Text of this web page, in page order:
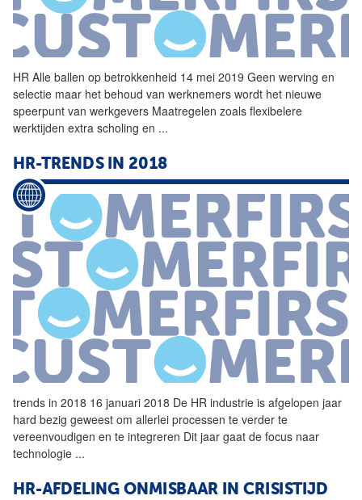
HR Alle ballen op betrokkenheid 14 mei 2019 Geen werving en
selectie maar het behoud van werknemers wordt het nieuwe
speerpunt van werkgevers Maatregelen zoals flexibelere
werktijden extra scholing en ...
HR-TRENDS IN 2018
trends in 2018 16 januari 2018 De HR industrie is afgelopen jaar
hard bezig geweest om allerlei processen te verder te
vereenvoudigen en te integreren Dit jaar gaat de focus naar
technologie ...
HR-AFDELING ONMISBAAR IN CRISISTIJD